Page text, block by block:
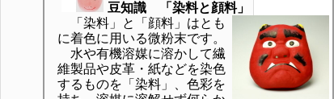
豆知識 「染料と顔料」
「染料」と「顔料」はとも
に着色に用いる微粉末です。
水や有機溶媒に溶かして繊
維製品や皮革・紙などを染色
するものを「染料」、色彩を